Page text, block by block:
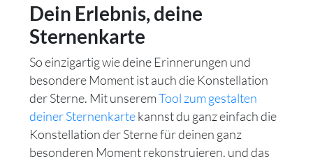
Dein Erlebnis, deine
Sternenkarte
So einzigartig wie deine Erinnerungen und
besondere Moment ist auch die Konstellation
der Sterne. Mit unseremTool zum gestalten
deiner Sternenkartekannst du ganz einfach die
Konstellation der Sterne für deinen ganz
besonderen Moment rekonstruieren, und das